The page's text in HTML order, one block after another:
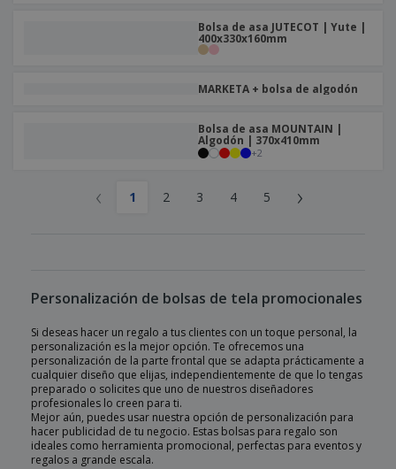
Bolsa de asa JUTECOT | Yute |
400x330x160mm
MARKETA + bolsa de algodón
Bolsa de asa MOUNTAIN |
Algodón | 370x410mm
+2
‹ 1 2 3 4 5 ›
Personalización de bolsas de tela promocionales
Si deseas hacer un regalo a tus clientes con un toque personal, la
personalización es la mejor opción. Te ofrecemos una
personalización de la parte frontal que se adapta prácticamente a
cualquier diseño que elijas, independientemente de que lo tengas
preparado o solicites que uno de nuestros diseñadores
profesionales lo creen para ti.
Mejor aún, puedes usar nuestra opción de personalización para
hacer publicidad de tu negocio. Estas bolsas para regalo son
ideales como herramienta promocional, perfectas para eventos y
regalos a grande escala.